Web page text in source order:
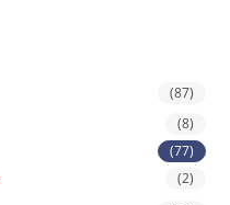
(87)
(8)
(77)
(2)